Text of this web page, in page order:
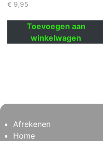
€ 9,95
Toevoegen aan
winkelwagen
Afrekenen
Home